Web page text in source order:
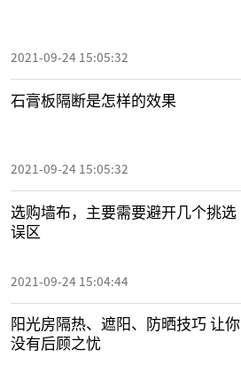
2021-09-24 15:05:32
石膏板隔断是怎样的效果
2021-09-24 15:05:32
选购墙布，主要需要避开几个挑选
误区
2021-09-24 15:04:44
阳光房隔热、遮阳、防晒技巧 让你
没有后顾之忧